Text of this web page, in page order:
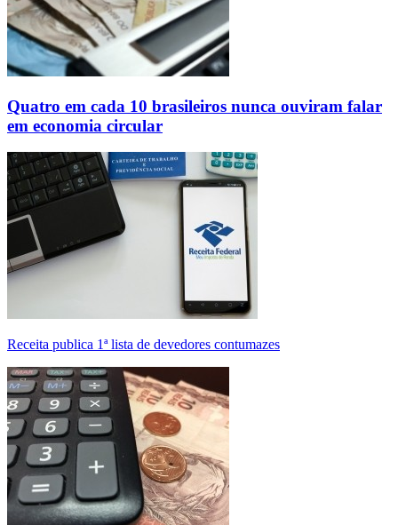
Quatro em cada 10 brasileiros nunca ouviram falar
em economia circular
Receita publica 1ª lista de devedores contumazes